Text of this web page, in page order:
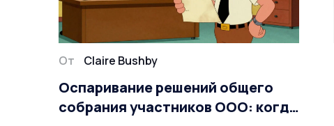
От Claire Bushby
Оспаривание решений общего
собрания участников ООО: когда